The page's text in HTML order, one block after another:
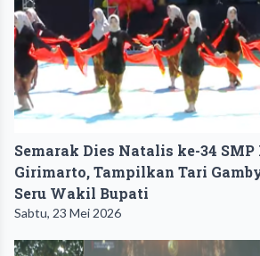
Semarak Dies Natalis ke-34 SMP
Girimarto, Tampilkan Tari
Seru Wakil Bupati
Sabtu, 23 Mei 2026